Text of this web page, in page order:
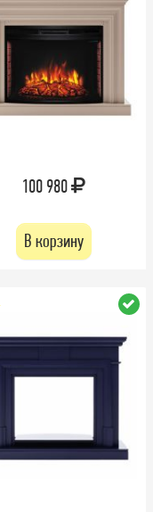
100 980
В корзину